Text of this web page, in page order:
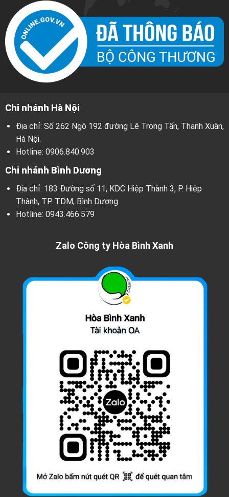
Chi nhánh Hà Nội
Địa chỉ: Số 262 Ngõ 192 đường Lê Trọng Tấn, Thanh Xuân,
Hà Nội.
Hotline: 0906.840.903
Chi nhánh Bình Dương
Địa chỉ: 183 Đường số 11, KDC Hiệp Thành 3, P. Hiệp
Thành, TP. TDM, Bình Dương
Hotline: 0943.466.579
Zalo Công ty Hòa Bình Xanh